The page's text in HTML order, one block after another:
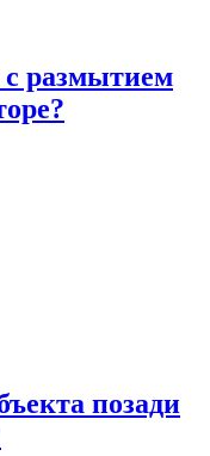
с размытием
позади